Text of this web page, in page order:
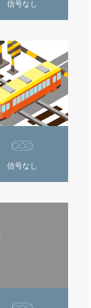
信号なし
信号なし